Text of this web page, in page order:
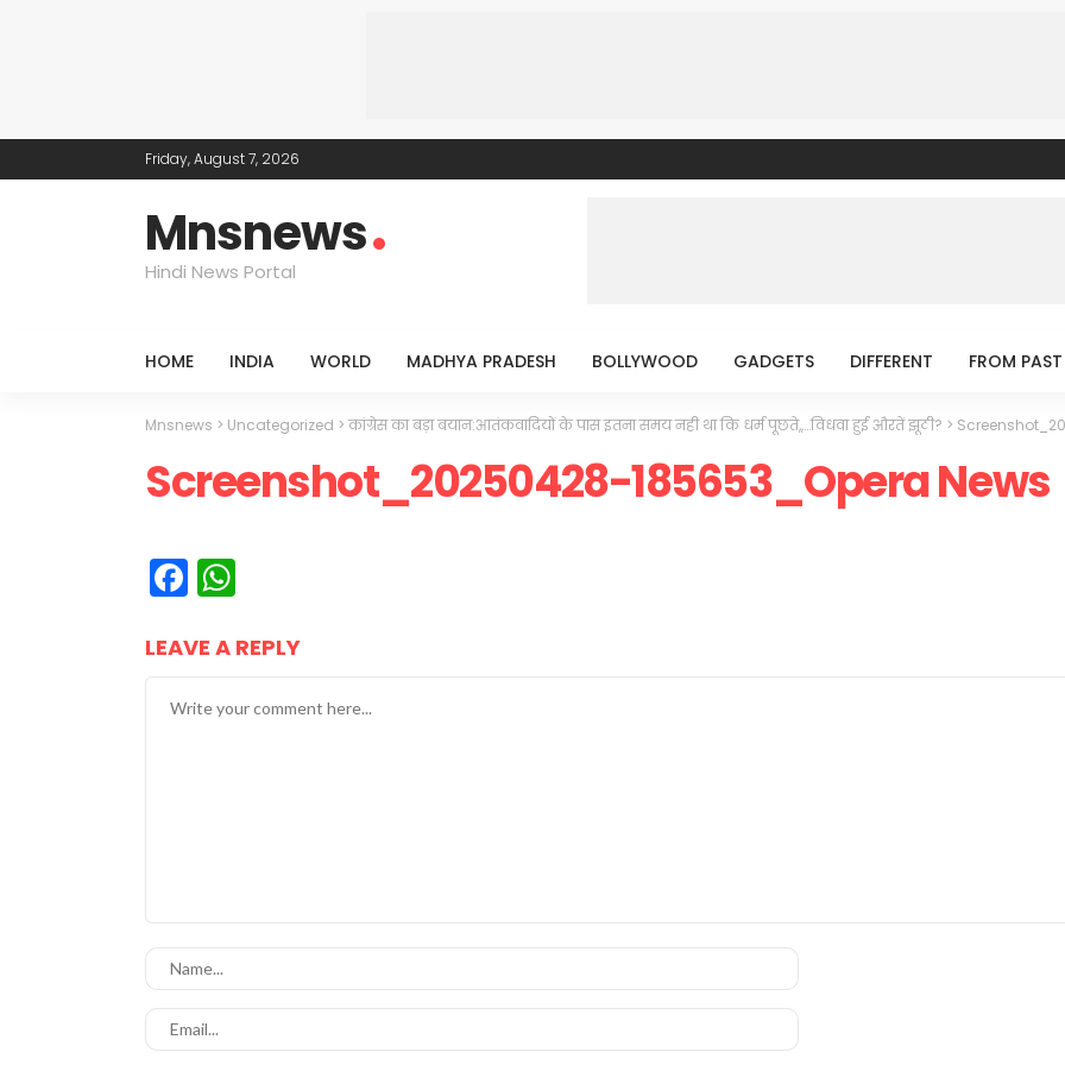
Friday, August 7, 2026
Mnsnews
Hindi News Portal
HOME INDIA WORLD MADHYA PRADESH BOLLYWOOD GADGETS DIFFERENT FROM PAST
Mnsnews > Uncategorized > कांग्रेस का बड़ा बयान:आतंकवादियों के पास इतना समय नही था कि धर्म पूछते,,…विधवा हुई औरतें झूठी? >
Screenshot_20250428-185653_Opera News
Facebook
LEAVE A REPLY